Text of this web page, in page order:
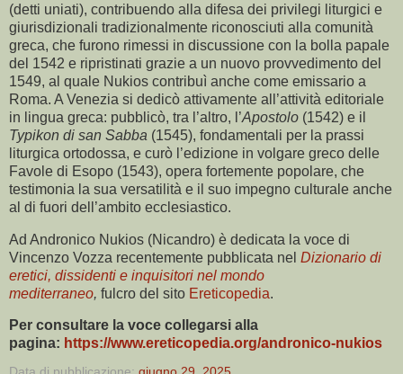
(detti uniati), contribuendo alla difesa dei privilegi liturgici e
giurisdizionali tradizionalmente riconosciuti alla comunità
greca, che furono rimessi in discussione con la bolla papale
del 1542 e ripristinati grazie a un nuovo provvedimento del
1549, al quale Nukios contribuì anche come emissario a
Roma. A Venezia si dedicò attivamente all’attività editoriale
in lingua greca: pubblicò, tra l’altro, l’Apostolo (1542) e il
Typikon di san Sabba (1545), fondamentali per la prassi
liturgica ortodossa, e curò l’edizione in volgare greco delle
Favole di Esopo (1543), opera fortemente popolare, che
testimonia la sua versatilità e il suo impegno culturale anche
al di fuori dell’ambito ecclesiastico.
Ad Andronico Nukios (Nicandro) è dedicata la voce di
Vincenzo Vozza recentemente pubblicata nel Dizionario di
eretici, dissidenti e inquisitori nel mondo
mediterraneo, fulcro del sito Ereticopedia.
Per consultare la voce collegarsi alla
pagina: https://www.ereticopedia.org/andronico-nukios